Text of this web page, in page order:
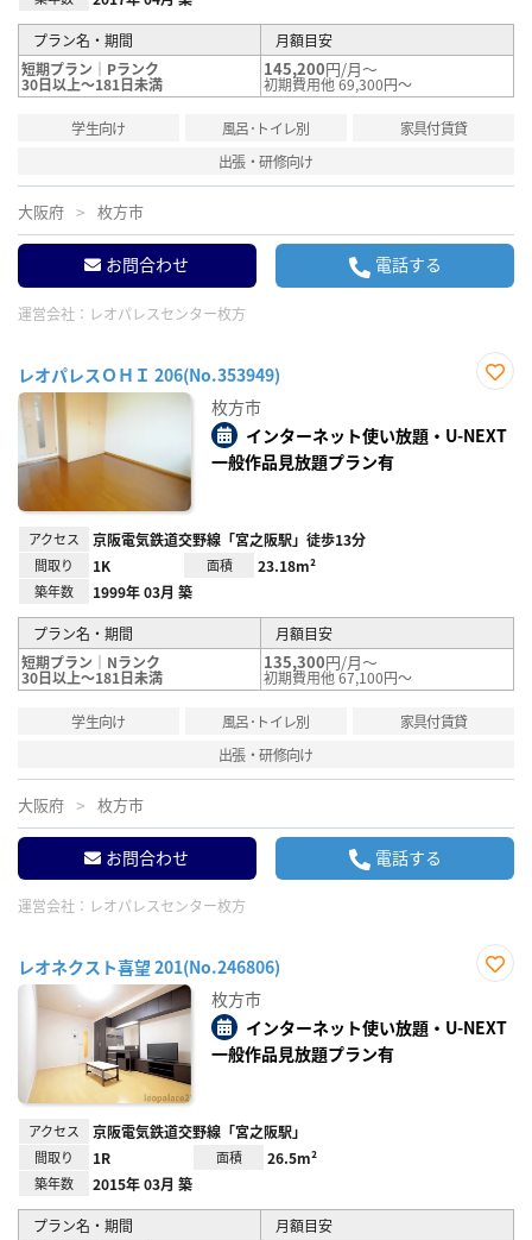
プラン名・期間
月額目安
短期プラン｜Pランク
30日以上～181日未満
145,200円/月～
初期費用他 69,300円～
学生向け 風呂･トイレ別
家具付賃貸
出張・研修向け
大阪府 枚方市
お問合わせ 電話する
運営会社： レオパレスセンター枚方
レオパレスＯＨＩ 206(No.353949)
り登
録
枚方市
インターネット使い放題・U-NEXT
一般作品見放題プラン有
アクセス 京阪電気鉄道交野線「宮之阪駅」徒歩13分
間取り 1K 面積 23.18m²
築年数 1999年 03月 築
プラン名・期間
月額目安
短期プラン｜Nランク
30日以上～181日未満
135,300円/月～
初期費用他 67,100円～
学生向け 風呂･トイレ別
家具付賃貸
出張・研修向け
大阪府 枚方市
お問合わせ 電話する
運営会社： レオパレスセンター枚方
レオネクスト喜望 201(No.246806)
り登
録
枚方市
インターネット使い放題・U-NEXT
一般作品見放題プラン有
アクセス 京阪電気鉄道交野線「宮之阪駅」
間取り 1R 面積 26.5m²
築年数 2015年 03月 築
プラン名・期間
月額目安